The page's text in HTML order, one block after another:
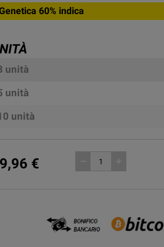
60% indica
unità
unità
unità
€ add